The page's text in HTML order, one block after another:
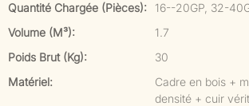
Quantité Chargée (pièces):
16--20GP, 32-
Volume (m³):
1.7
Poids Brut (kg):
30
Matériel:
Cadre en bois +
densité + cuir